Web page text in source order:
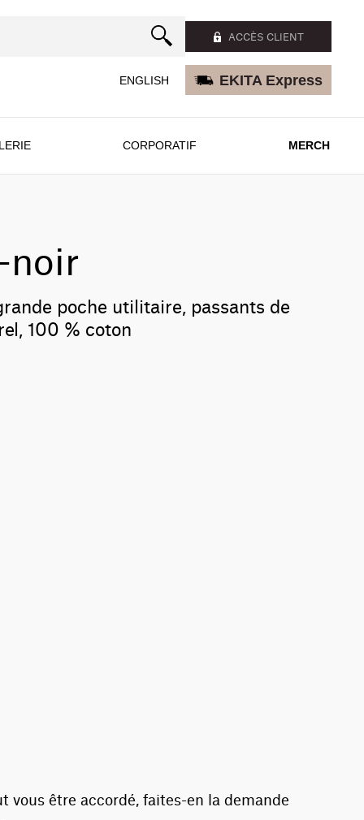
ENGLISH
ACCÈS CLIENT
EKITA Express
CORPORATIF MERCH
noir
poche utilitaire, passants de
100 % coton
vous être accordé, faites-en la demande